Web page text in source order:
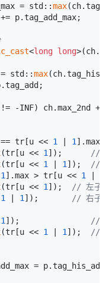
= std::
max
p.tag_add_max;
<long long
std::
max
!= -INF) ch.max_2nd
== tr[u << 1 1
(tr[u << 1 ]);
//
(tr[u << 1 1 ]);
//
1 ].max > tr[u << 1
(tr[u << 1 ]);
// 左子
1 1 ]);
// 右子
1 ]);
//
(tr[u << 1 1 ]);
//
=